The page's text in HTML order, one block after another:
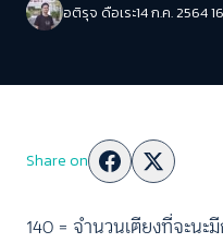
อติรุจ ดือเระ14 ก.ค. 2564
Share on
140 = จำนวนเตียงที่จะน